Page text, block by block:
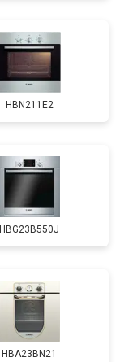
HBN211E2
HBG23B550J
HBA23BN21